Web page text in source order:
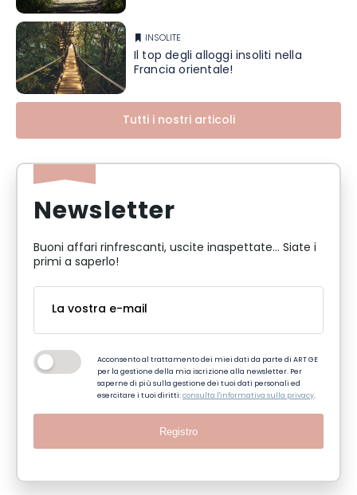
INSOLITE
Il top degli alloggi insoliti nella
Francia orientale!
Tutti i nostri articoli
Newsletter
Buoni affari rinfrescanti, uscite inaspettate... Siate i
primi a saperlo!
Acconsento al trattamento dei miei dati da parte di ART GE
per la gestione della mia iscrizione alla newsletter. Per
saperne di più sulla gestione dei tuoi dati personali ed
esercitare i tuoi diritti:consulta l'informativa sulla privacy.
Registro